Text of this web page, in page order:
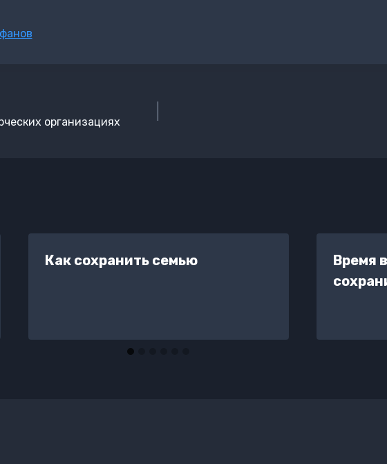
организациях
Как сохранить семью
Время